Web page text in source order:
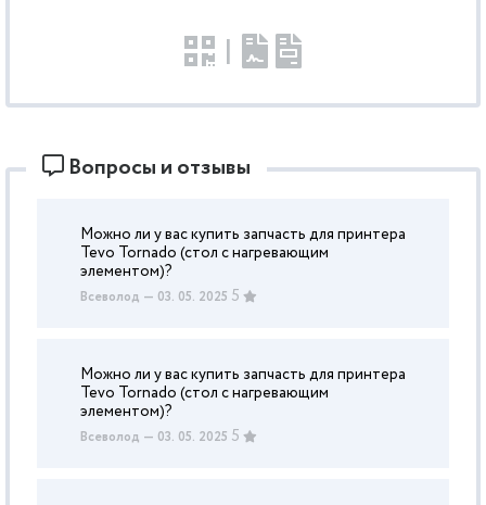
|
Вопросы и отзывы
Можно ли у вас купить запчасть для принтера
Tevo Tornado (стол с нагревающим
элементом)?
Всеволод — 03. 05. 2025 5
Можно ли у вас купить запчасть для принтера
Tevo Tornado (стол с нагревающим
элементом)?
Всеволод — 03. 05. 2025 5